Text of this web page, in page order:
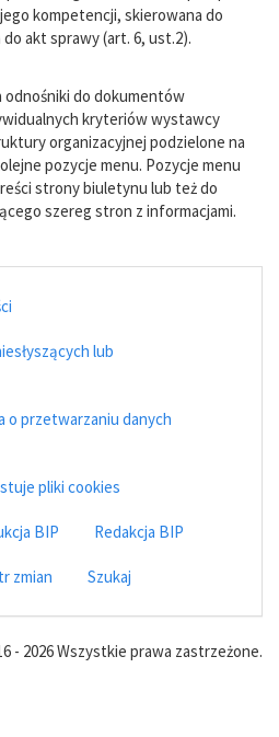
kompetencji, skierowana do
akt sprawy (art. 6, ust.2).
do dokumentów
kryteriów wystawcy
organizacyjnej podzielone na
pozycje menu. Pozycje menu
strony biuletynu lub też do
szereg stron z informacjami.
lub
o przetwarzaniu danych
pliki cookies
BIP Redakcja BIP
zmian Szukaj
- 2026 Wszystkie prawa zastrzeżone.